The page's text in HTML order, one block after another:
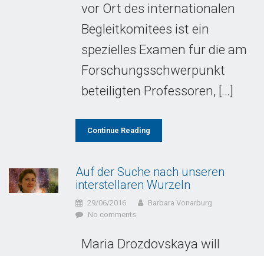
vor Ort des internationalen
Begleitkomitees ist ein
spezielles Examen für die am
Forschungsschwerpunkt
beteiligten Professoren, […]
Continue Reading
Auf der Suche nach unseren
interstellaren Wurzeln
29/06/2016
Barbara Vonarburg
No comments
Maria Drozdovskaya will